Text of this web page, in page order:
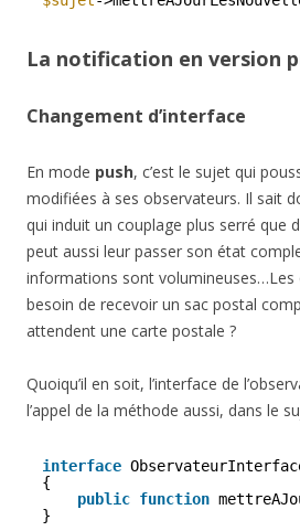
La notification en version
Changement d’interface
En mode push, c’est le sujet qui
modifiées à ses observateurs. Il sait
qui induit un couplage plus serré que
peut aussi leur passer son état
informations sont volumineuses…Les
besoin de recevoir un sac postal
attendent une carte postale ?
Quoiqu’il en soit, l’interface de
l’appel de la méthode aussi, dans le
interface
{
public function
}